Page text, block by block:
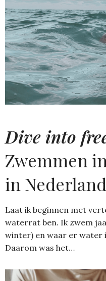
Dive into
Zwemmen
in Nederland
Laat ik beginnen met
waterrat ben. Ik zwem
winter) en waar er water
Daarom was het…